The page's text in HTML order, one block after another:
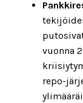
vuonna
repo-